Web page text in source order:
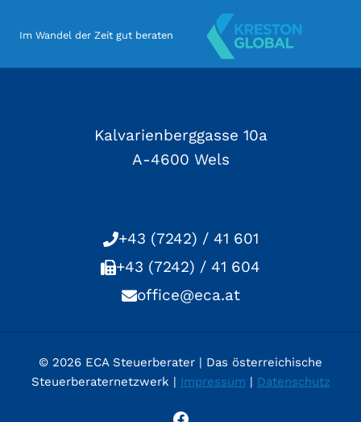
Im Wandel der Zeit gut beraten
Kalvarienberggasse 10a
A-4600 Wels
+43 (7242) / 41 601
+43 (7242) / 41 604
office@eca.at
© 2026 ECA Steuerberater | Das österreichische
Steuerberaternetzwerk | Impressum | Datenschutz